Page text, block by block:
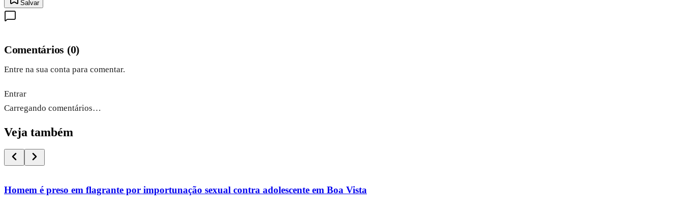
Salvar
Comentários (0)
Entre na sua conta para comentar.
Entrar
Carregando comentários…
Veja também
Homem é preso em flagrante por importunação sexual contra adolescente em Boa Vista